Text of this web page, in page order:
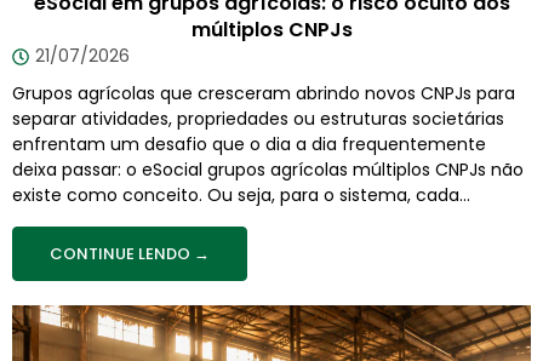
múltiplos CNPJs
21/07/2026
Grupos agrícolas que cresceram abrindo novos CNPJs para
separar atividades, propriedades ou estruturas societárias
enfrentam um desafio que o dia a dia frequentemente
deixa passar: o eSocial grupos agrícolas múltiplos CNPJs não
existe como conceito. Ou seja, para o sistema, cada...
CONTINUE LENDO →